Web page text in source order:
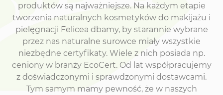
produktów są najważniejsze. Na każdym etapie
tworzenia naturalnych kosmetyków do makijażu i
pielęgnacji Felicea dbamy, by starannie wybrane
przez nas naturalne surowce miały wszystkie
niezbędne certyfikaty. Wiele z nich posiada np.
ceniony w branży EcoCert. Od lat współpracujemy
z doświadczonymi i sprawdzonymi dostawcami.
Tym samym mamy pewność, że w naszych